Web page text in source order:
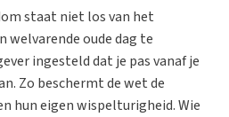
staat niet los van het
welvarende oude dag te
ingesteld dat je pas vanaf je
Zo beschermt de wet de
hun eigen wispelturigheid. Wie